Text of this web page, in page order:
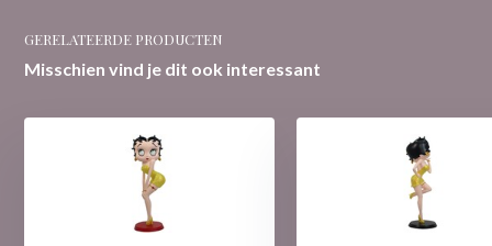
GERELATEERDE PRODUCTEN
Misschien vind je dit ook interessant